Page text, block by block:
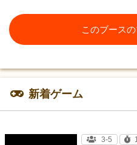
このブース
新着ゲーム
3-5